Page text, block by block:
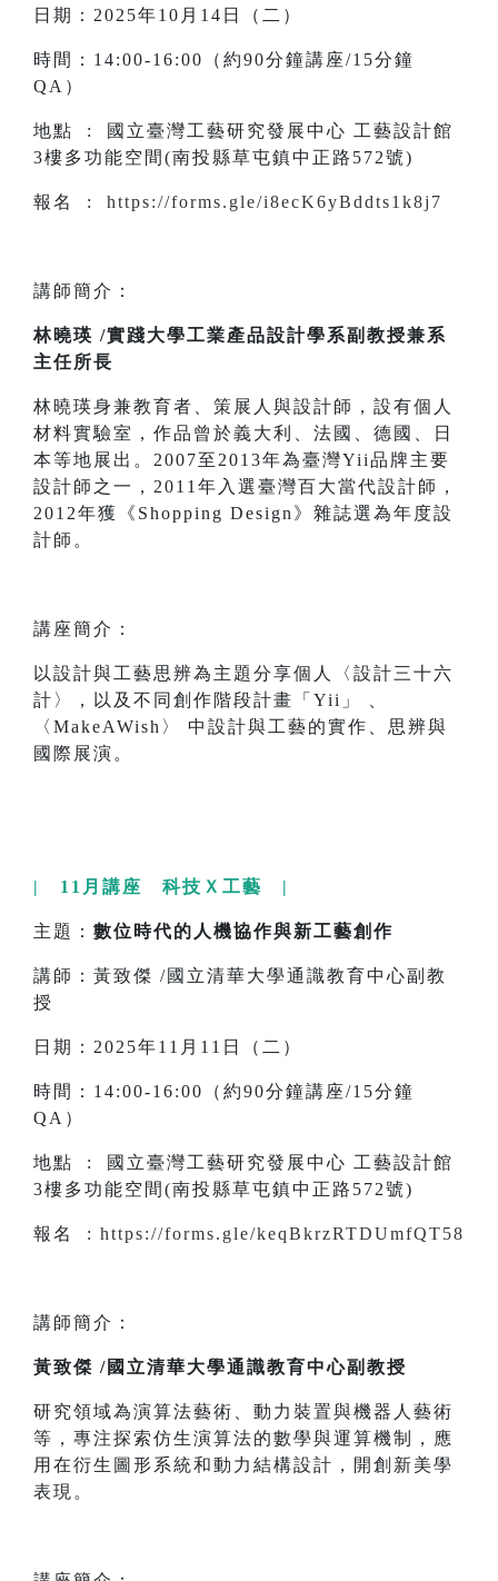
日期：2025年10月14日（二）
時間：14:00-16:00（約90分鐘講座/15分鐘
QA）
地點 : 國立臺灣工藝研究發展中心 工藝設計館
3樓多功能空間(南投縣草屯鎮中正路572號)
報名 : https://forms.gle/i8ecK6yBddts1k8j7
講師簡介：
林曉瑛 /實踐大學工業產品設計學系副教授兼系
主任所長
林曉瑛身兼教育者、策展人與設計師，設有個人
材料實驗室，作品曾於義大利、法國、德國、日
本等地展出。2007至2013年為臺灣Yii品牌主要
設計師之一，2011年入選臺灣百大當代設計師，
2012年獲《Shopping Design》雜誌選為年度設
計師。
講座簡介：
以設計與工藝思辨為主題分享個人〈設計三十六
計〉，以及不同創作階段計畫「Yii」 、
〈MakeAWish〉 中設計與工藝的實作、思辨與
國際展演。
| 11月講座 科技Ｘ工藝 |
主題： 數位時代的人機協作與新工藝創作
講師：黃致傑 /國立清華大學通識教育中心副教
授
日期：2025年11月11日（二）
時間：14:00-16:00（約90分鐘講座/15分鐘
QA）
地點 : 國立臺灣工藝研究發展中心 工藝設計館
3樓多功能空間(南投縣草屯鎮中正路572號)
報名 : https://forms.gle/keqBkrzRTDUmfQT58
講師簡介：
黃致傑 /國立清華大學通識教育中心副教授
研究領域為演算法藝術、動力裝置與機器人藝術
等，專注探索仿生演算法的數學與運算機制，應
用在衍生圖形系統和動力結構設計，開創新美學
表現。